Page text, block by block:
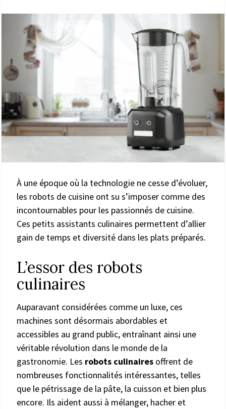
À une époque où la technologie ne cesse d’évoluer,
les robots de cuisine ont su s’imposer comme des
incontournables pour les passionnés de cuisine.
Ces petits assistants culinaires permettent d’allier
gain de temps et diversité dans les plats préparés.
L’essor des robots
culinaires
Auparavant considérées comme un luxe, ces
machines sont désormais abordables et
accessibles au grand public, entraînant ainsi une
véritable révolution dans le monde de la
gastronomie. Les robots culinaires offrent de
nombreuses fonctionnalités intéressantes, telles
que le pétrissage de la pâte, la cuisson et bien plus
encore. Ils aident aussi à mélanger, hacher et